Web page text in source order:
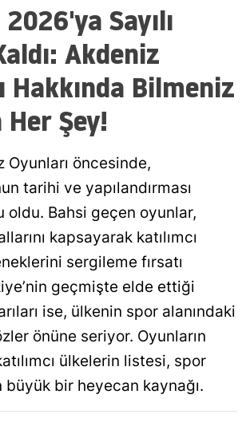
Sayılı
Akdeniz
Hakkında Bilmeniz
Şey!
Oyunları öncesinde,
tarihi ve yapılandırması
oldu. Bahsi geçen oyunlar,
kapsayarak katılımcı
sergileme fırsatı
geçmişte elde ettiği
ise, ülkenin spor alanındaki
önüne seriyor. Oyunların
ülkelerin listesi, spor
büyük bir heyecan kaynağı.